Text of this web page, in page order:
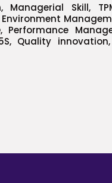
Managerial Skill,
Environment
Performance
Quality